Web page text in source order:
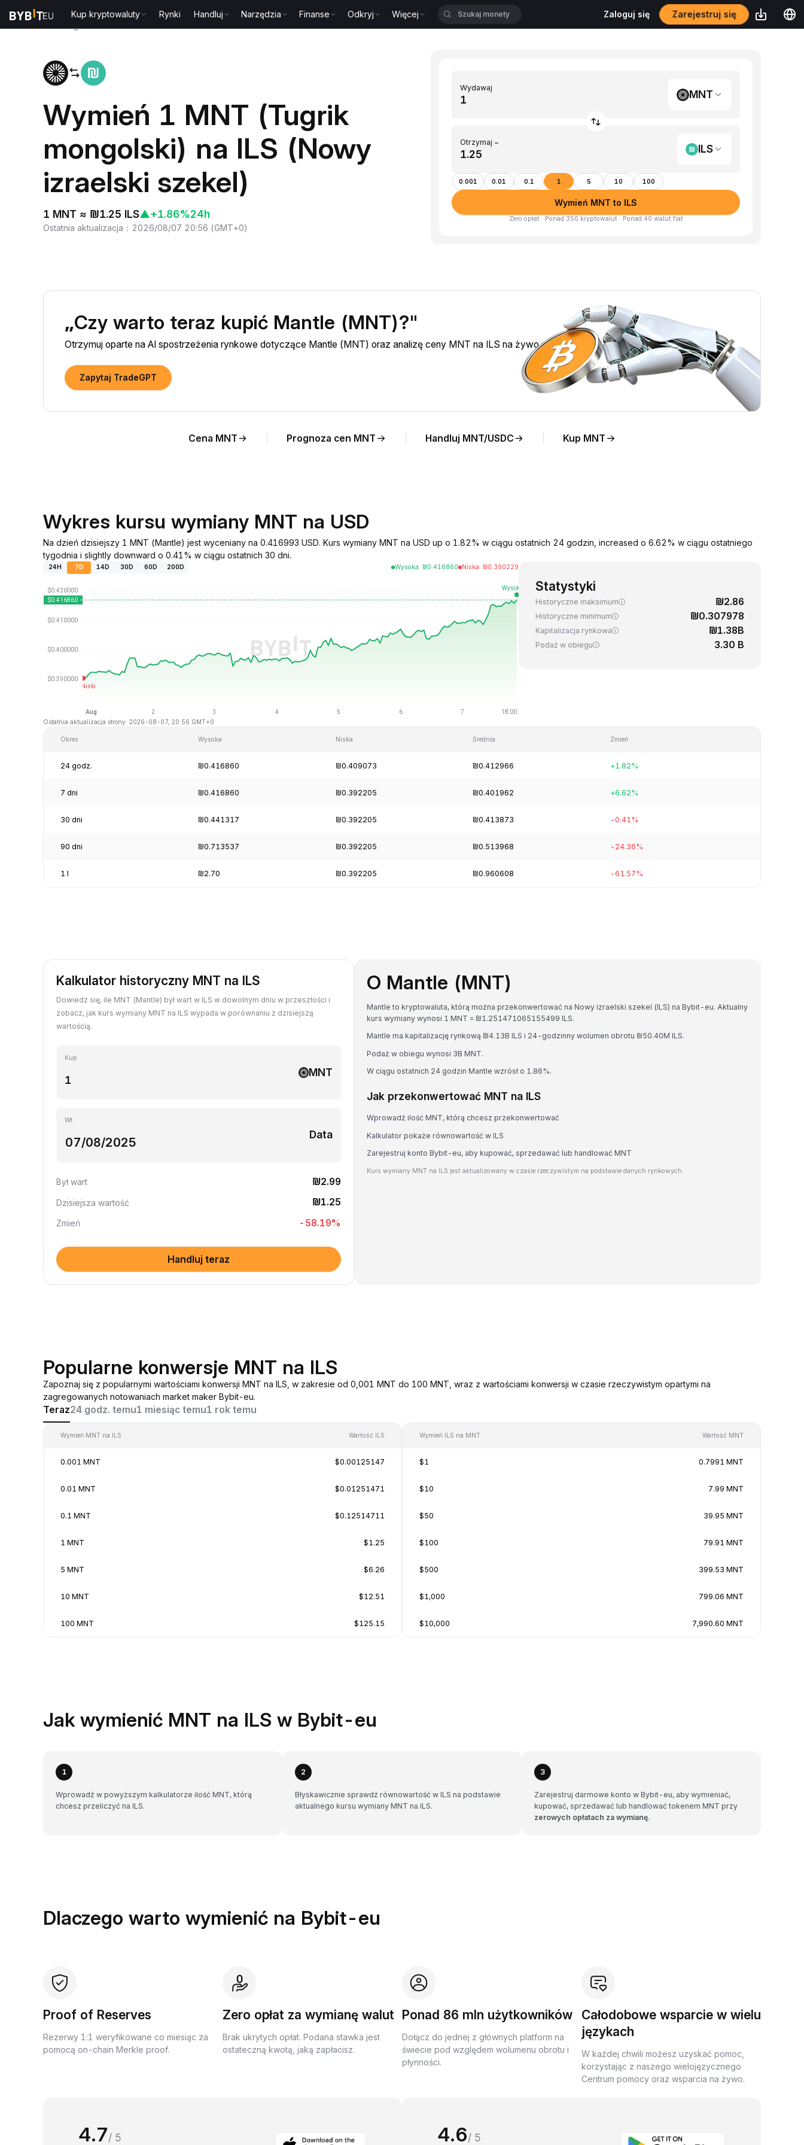
Kup kryptowaluty Rynki Handluj Narzędzia Finanse Odkryj Więcej Zaloguj się Zarejestruj się
Wymień 1 MNT (Tugrik
mongolski) na ILS (Nowy
izraelski szekel)
1 MNT ≈ ₪1.25 ILS▲+1.86%24h
Ostatnia aktualizacja ： 2026/08/07 20:56 (GMT+0)
Wydawaj
MNT
Otrzymaj ~
ILS
0.001 0.01 0.1 1 5 10 100
Wymień MNT to ILS
Zero opłat · Ponad 350 kryptowalut · Ponad 40 walut fiat
„Czy warto teraz kupić Mantle (MNT)?"
Otrzymuj oparte na AI spostrzeżenia rynkowe dotyczące Mantle (MNT) oraz analizę ceny MNT na ILS na żywo.
Zapytaj TradeGPT
Cena MNT Prognoza cen MNT Handluj MNT/USDC Kup MNT
Wykres kursu wymiany MNT na USD
Na dzień dzisiejszy 1 MNT (Mantle) jest wyceniany na 0.416993 USD. Kurs wymiany MNT na USD up o 1.82% w ciągu ostatnich 24 godzin, increased o 6.62% w ciągu ostatniego
tygodnia i slightly downward o 0.41% w ciągu ostatnich 30 dni.
24H 7D 14D 30D 60D 200D Wysoka: ₪0.416860 Niska: ₪0.390229
Ostatnia aktualizacja strony: 2026-08-07, 20:56 GMT+0
Statystyki
Historyczne maksimum ₪2.86
Historyczne minimum ₪0.307978
Kapitalizacja rynkowa ₪1.38B
Podaż w obiegu 3.30 B
Okres Wysoka Niska Średnia Zmień
24 godz. ₪0.416860 ₪0.409073 ₪0.412966 +1.82%
7 dni ₪0.416860 ₪0.392205 ₪0.401962 +6.62%
30 dni ₪0.441317 ₪0.392205 ₪0.413873 -0.41%
90 dni ₪0.713537 ₪0.392205 ₪0.513968 -24.36%
1 l ₪2.70 ₪0.392205 ₪0.960608 -61.57%
Kalkulator historyczny MNT na ILS
Dowiedz się, ile MNT (Mantle) był wart w ILS w dowolnym dniu w przeszłości i
zobacz, jak kurs wymiany MNT na ILS wypada w porównaniu z dzisiejszą
wartością.
Kup
MNT
Wł.
Data
Był wart ₪2.99
Dzisiejsza wartość ₪1.25
Zmień -58.19%
Handluj teraz
O Mantle (MNT)
Mantle to kryptowaluta, którą można przekonwertować na Nowy izraelski szekel (ILS) na Bybit-eu. Aktualny
kurs wymiany wynosi 1 MNT = ₪1.251471065155499 ILS.
Mantle ma kapitalizację rynkową ₪4.13B ILS i 24-godzinny wolumen obrotu ₪50.40M ILS.
Podaż w obiegu wynosi 3B MNT.
W ciągu ostatnich 24 godzin Mantle wzrósł o 1.86%.
Jak przekonwertować MNT na ILS
Wprowadź ilość MNT, którą chcesz przekonwertować
Kalkulator pokaże równowartość w ILS
Zarejestruj konto Bybit-eu, aby kupować, sprzedawać lub handlować MNT
Kurs wymiany MNT na ILS jest aktualizowany w czasie rzeczywistym na podstawie danych rynkowych.
Popularne konwersje MNT na ILS
Zapoznaj się z popularnymi wartościami konwersji MNT na ILS, w zakresie od 0,001 MNT do 100 MNT, wraz z wartościami konwersji w czasie rzeczywistym opartymi na
zagregowanych notowaniach market maker Bybit-eu.
Teraz24 godz. temu1 miesiąc temu1 rok temu
Wymień MNT na ILS Wartość ILS
0.001 MNT $0.00125147
0.01 MNT $0.01251471
0.1 MNT $0.12514711
1 MNT $1.25
5 MNT $6.26
10 MNT $12.51
100 MNT $125.15
Wymień ILS na MNT Wartość MNT
$1 0.7991 MNT
$10 7.99 MNT
$50 39.95 MNT
$100 79.91 MNT
$500 399.53 MNT
$1,000 799.06 MNT
$10,000 7,990.60 MNT
Jak wymienić MNT na ILS w Bybit-eu
1
Wprowadź w powyższym kalkulatorze ilość MNT, którą
chcesz przeliczyć na ILS.
2
Błyskawicznie sprawdź równowartość w ILS na podstawie
aktualnego kursu wymiany MNT na ILS.
3
Zarejestruj darmowe konto w Bybit-eu, aby wymieniać,
kupować, sprzedawać lub handlować tokenem MNT przy
zerowych opłatach za wymianę.
Dlaczego warto wymienić na Bybit-eu
Proof of Reserves
Rezerwy 1:1 weryfikowane co miesiąc za
pomocą on-chain Merkle proof.
Zero opłat za wymianę walut
Brak ukrytych opłat. Podana stawka jest
ostateczną kwotą, jaką zapłacisz.
Ponad 86 mln użytkowników
Dołącz do jednej z głównych platform na
świecie pod względem wolumenu obrotu i
płynności.
Całodobowe wsparcie w wielu
językach
W każdej chwili możesz uzyskać pomoc,
korzystając z naszego wielojęzycznego
Centrum pomocy oraz wsparcia na żywo.
4.7/ 5 4.6/ 5